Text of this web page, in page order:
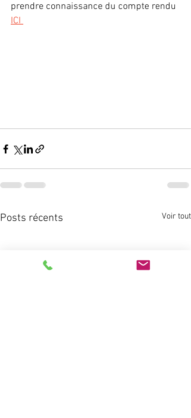
prendre connaissance du compte rendu
ICI
Posts récents Voir tout